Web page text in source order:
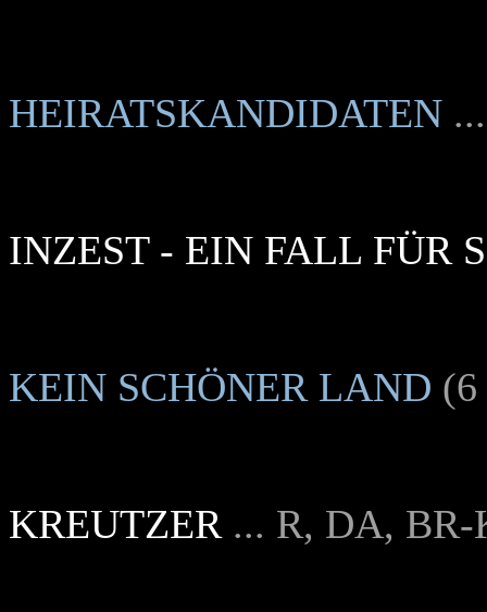
HEIRATSKANDIDATEN
INZEST - EIN FALL FÜR
KEIN SCHÖNER LAND (6
KREUTZER ... R, DA, BR-